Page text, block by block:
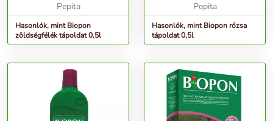
Pepita
Hasonlók, mint Biopon
zöldségfélék tápoldat 0,5l
Pepita
Hasonlók, mint Biopon rózsa
tápoldat 0,5l